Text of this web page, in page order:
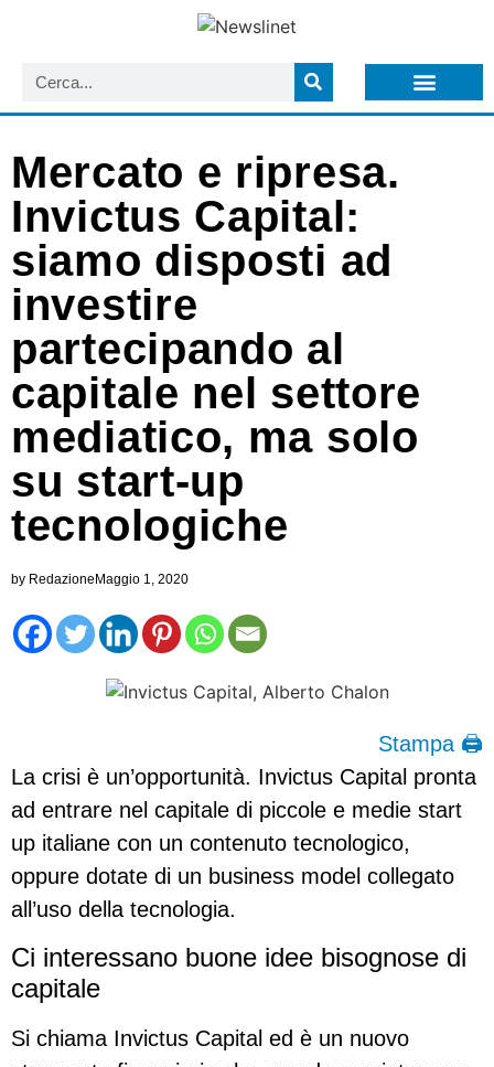
Mercato e ripresa.
Invictus Capital:
siamo disposti ad
investire
partecipando al
capitale nel settore
mediatico, ma solo
su start-up
tecnologiche
by RedazioneMaggio 1, 2020
Stampa 🖨
La crisi è un’opportunità. Invictus Capital pronta
ad entrare nel capitale di piccole e medie start
up italiane con un contenuto tecnologico,
oppure dotate di un business model collegato
all’uso della tecnologia.
Ci interessano buone idee bisognose di
capitale
Si chiama Invictus Capital ed è un nuovo